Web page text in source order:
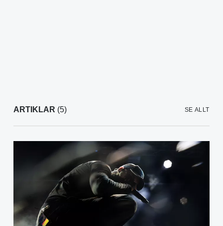
ARTIKLAR (5) SE ALLT